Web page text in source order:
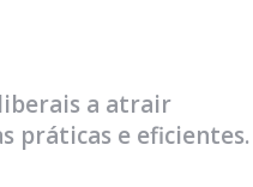
a atrair
práticas e eficientes.